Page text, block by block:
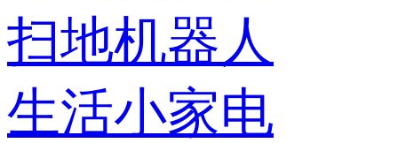
扫地机器人
生活小家电